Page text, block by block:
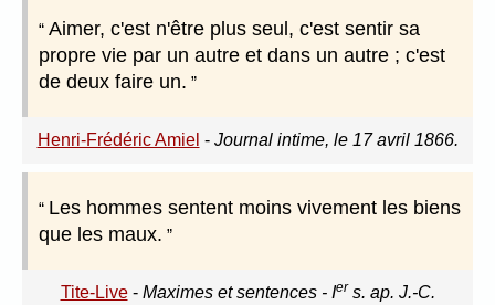
Aimer, c'est n'être plus seul, c'est sentir sa
propre vie par un autre et dans un autre ; c'est
de deux faire un.
Henri-Frédéric Amiel - Journal intime, le 17 avril 1866.
Les hommes sentent moins vivement les biens
que les maux.
Tite-Live- Maximes et sentences - Ier s. ap. J.-C.